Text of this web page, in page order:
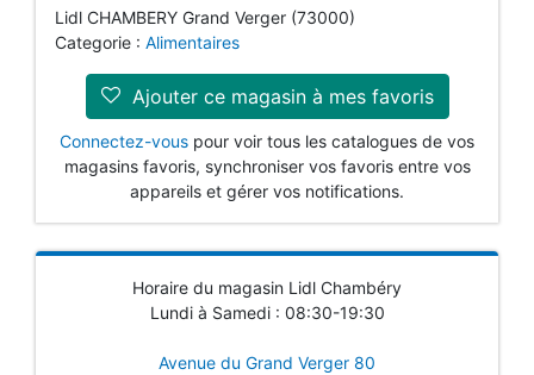
Lidl CHAMBERY Grand Verger (73000)
Categorie : Alimentaires
Ajouter ce magasin à mes favoris
Connectez-vous pour voir tous les catalogues de vos
magasins favoris, synchroniser vos favoris entre vos
appareils et gérer vos notifications.
Horaire du magasin Lidl Chambéry
Lundi à Samedi : 08:30-19:30
Avenue du Grand Verger 80